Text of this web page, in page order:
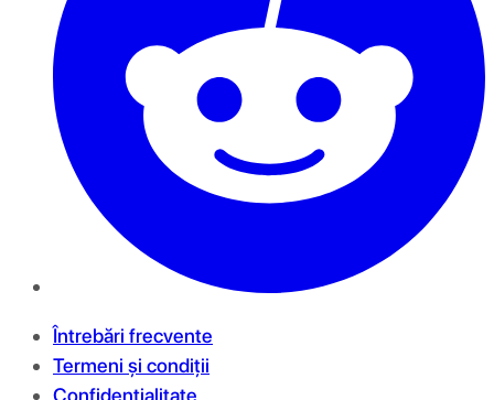
Întrebări frecvente
Termeni și condiții
Confidențialitate